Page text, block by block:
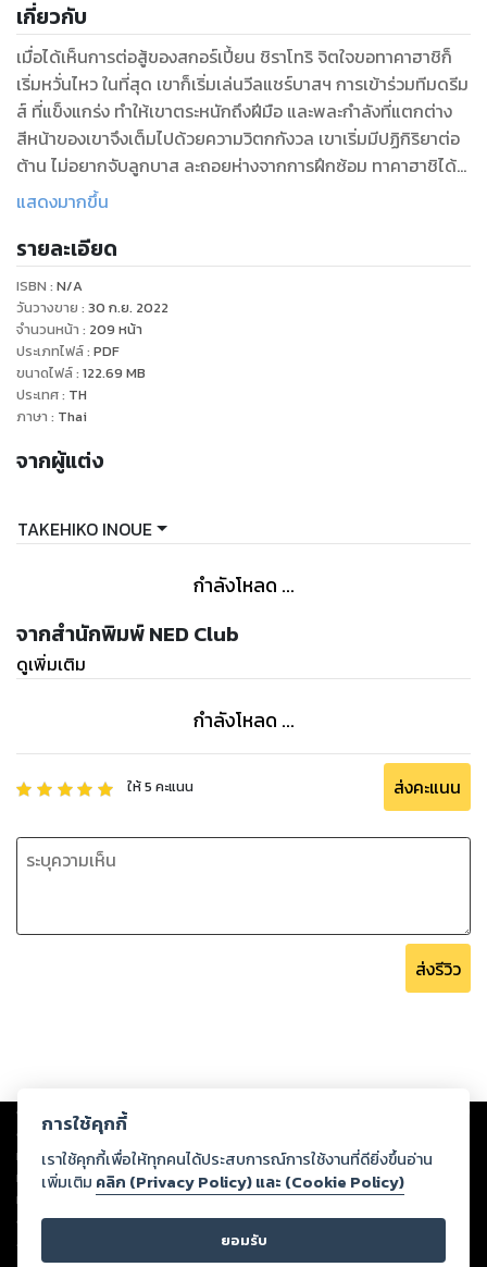
เกี่ยวกับ
เมื่อได้เห็นการต่อสู้ของสกอร์เปี้ยน ชิราโทริ จิตใจขอทาคาฮาชิก็
เริ่มหวั่นไหว ในที่สุด เขาก็เริ่มเล่นวีลแชร์บาสฯ การเข้าร่วมทีมดรีม
ส์ ที่แข็งแกร่ง ทำให้เขาตระหนักถึงฝีมือ และพละกำลังที่แตกต่าง
สีหน้าของเขาจึงเต็มไปด้วยความวิตกกังวล เขาเริ่มมีปฏิกิริยาต่อ
ต้าน ไม่อยากจับลูกบาส ละถอยห่างจากการฝึกซ้อม ทาคาฮาชิได้
แต่ไสล้อวีลแชร์วิ่งพล่านอยู่ที่มุมโรงยิมเพียงลำพัง ในใจของเขา
แสดงมากขึ้น
รายละเอียด
ISBN : N/A
วันวางขาย : 30 ก.ย. 2022
จำนวนหน้า : 209 หน้า
ประเภทไฟล์: PDF
ขนาดไฟล์: 122.69 MB
ประเทศ: TH
ภาษา : Thai
จากผู้แต่ง
TAKEHIKO INOUE
กำลังโหลด ...
จากสำนักพิมพ์ NED Club
ดูเพิ่มเติม
กำลังโหลด ...
ให้5 คะแนน ส่งคะแนน
ส่งรีวิว
Copyright © 2026
ต่อผลงานหรือเนื้อหาใดที่อัปโหลดผ่านเว็บไซต์และปรากฏว่าละเมิดสิทธิใน
ทรัพย์สินทางปัญญาของบุคคลอื่นหรือขัดต่อกฎหมายและศีลธรรม ดังนั้น ผู้อ่าน
ทุกท่านโปรดใช้วิจารณญาณในการกลั่นกรองด้วยตนเอง และหากท่านพบว่าส่วน
หนึ่งส่วนใดขัดต่อกฎหมายและศีลธรรม กรุณาแจ้งมายังบริษัท เพื่อทีมงานจะได้
ดำเนินการในทันที ทั้งนี้ ทางสตอรี่ล็อกขอสงวนลิขสิทธิ์ตามพระราชบัญญัติ
ลิขสิทธิ์ พ.ศ. 2537 (ฉบับล่าสุด)
การใช้คุกกี้
เราใช้คุกกี้เพื่อให้ทุกคนได้ประสบการณ์การใช้งานที่ดียิ่งขึ้นอ่าน
เพิ่มเติม คลิก (Privacy Policy) และ (Cookie Policy)
ยอมรับ